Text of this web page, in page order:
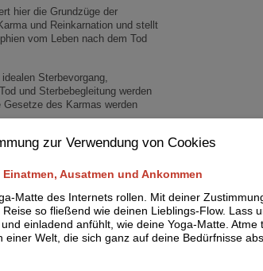
hier die Grundzüge der
und Reinkarnation und stellt
vom Leben nach dem Tod
Sterbevorgang,
und Sterbebegleitung werden
Gesetze des Karmas werden
zirka 78 Min.
zur Verwendung von Cookies
Einatmen, Ausatmen und Ankommen
Matte des Internets rollen. Mit deiner
so fließend wie deinen Lieblings-Flow. Lass
einladend anfühlt, wie deine Yoga-Matte. Atme
Welt, die sich ganz auf deine Bedürfnisse